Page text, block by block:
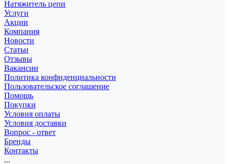
Натяжитель цепи
Услуги
Акции
Компания
Новости
Статьи
Отзывы
Вакансии
Политика конфиденциальности
Пользовательское соглашение
Помощь
Покупки
Условия оплаты
Условия доставки
Вопрос - ответ
Бренды
Контакты
...